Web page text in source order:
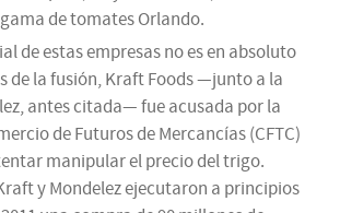
de tomates Orlando.
de estas empresas no es en absoluto
de la fusión, Kraft Foods —junto a la
antes citada— fue acusada por la
de Futuros de Mercancías (CFTC)
manipular el precio del trigo.
y Mondelez ejecutaron a principios